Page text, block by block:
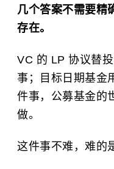
几个答案不需要精
存在。
VC 的 LP 协议替
事；目标日期基金
件事，公募基金的
做。
这件事不难，难的